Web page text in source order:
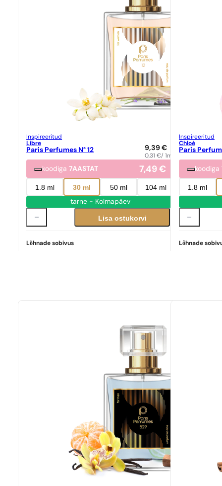
Inspireeritud
Libre
Paris Perfumes N° 12 9,39€
0,31€/ 1ml
koodiga7AASTAT 7,49€
1.8 ml 30 ml 50 ml 104 ml
tarne - Kolmapäev
Lisa ostukorvi
Lõhnade sobivus
Inspireeritud
Chloé
Paris
koodiga
1.8 ml
Lõhnade